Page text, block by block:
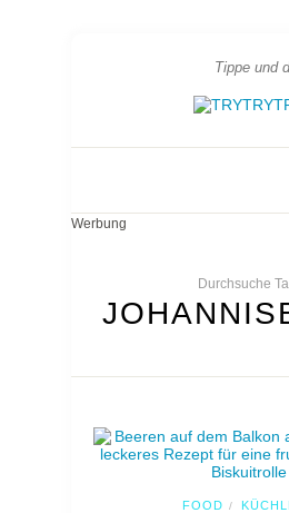
Werbung
Durchsuche
FOOD /